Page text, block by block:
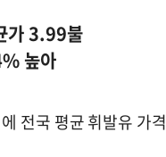
가 3.99불
높아
전국 평균 휘발유 가